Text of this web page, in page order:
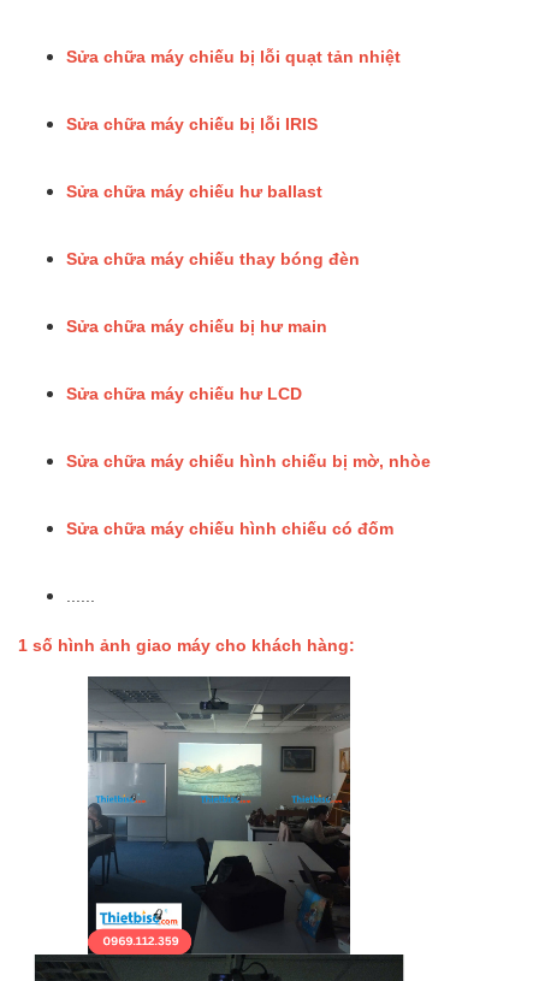
Sửa chữa máy chiếu bị lỗi quạt tản nhiệt
Sửa chữa máy chiếu bị lỗi IRIS
Sửa chữa máy chiếu hư ballast
Sửa chữa máy chiếu thay bóng đèn
Sửa chữa máy chiếu bị hư main
Sửa chữa máy chiếu hư LCD
Sửa chữa máy chiếu hình chiếu bị mờ, nhòe
Sửa chữa máy chiếu hình chiếu có đốm
1 số hình ảnh giao máy cho khách hàng: